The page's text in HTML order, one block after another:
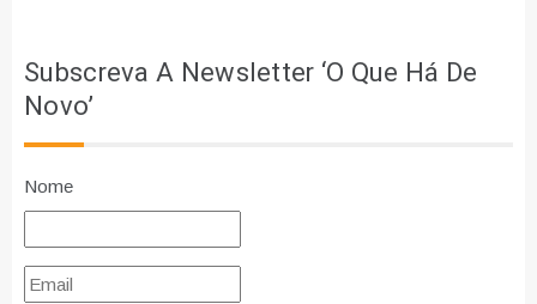
Subscreva A Newsletter ‘O Que Há De
Novo’
Nome